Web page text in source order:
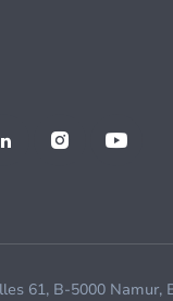
61, B-5000 Namur,